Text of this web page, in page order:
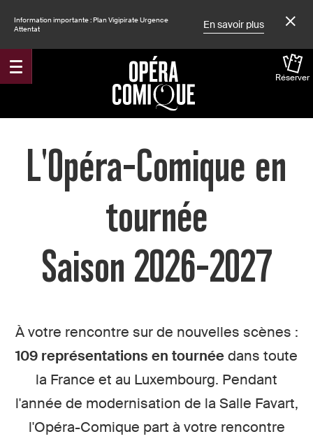
Information importante : Plan Vigipirate Urgence
Attentat
En savoir plus
Réserver
Accueil
L'Opéra-Comique en
tournée
Saison 2026-2027
À votre rencontre sur de nouvelles scènes :
109 représentations en tournéedans toute
la France et au Luxembourg. Pendant
l'année de modernisation de la Salle Favart,
l'Opéra-Comique part à votre rencontre